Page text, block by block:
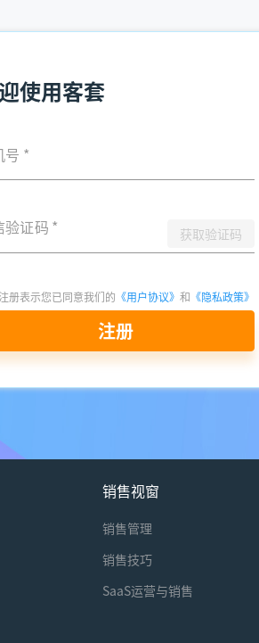
使用客套
号 *
验证码 * 获取验证码
册表示您已同意我们的 《用户协议》 和 《隐私政策》
注册
销售视窗
销售管理
销售技巧
SaaS运营与销售